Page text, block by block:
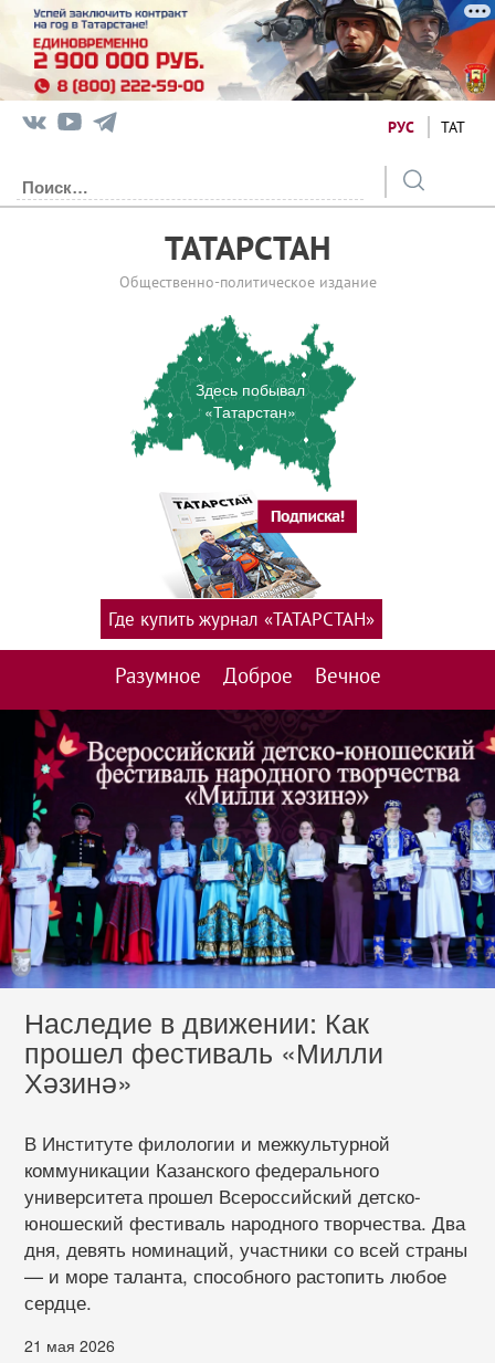
РУС ТАТ
ТАТАРСТАН
Общественно-политическое издание
Здесь побывал
«Татарстан»
Разумное Доброе Вечное
Где купить журнал «ТАТАРСТАН»
Наследие в движении: Как
прошел фестиваль «Милли
Хәзинә»
В Институте филологии и межкультурной
коммуникации Казанского федерального
университета прошел Всероссийский детско-
юношеский фестиваль народного творчества. Два
дня, девять номинаций, участники со всей страны
— и море таланта, способного растопить любое
сердце.
21 мая 2026